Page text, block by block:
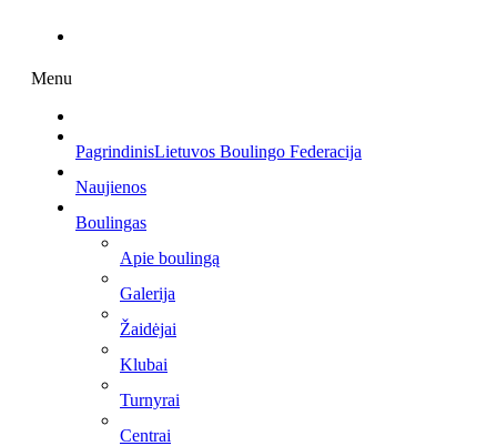
Menu
PagrindinisLietuvos Boulingo Federacija
Naujienos
Boulingas
Apie boulingą
Galerija
Žaidėjai
Klubai
Turnyrai
Centrai